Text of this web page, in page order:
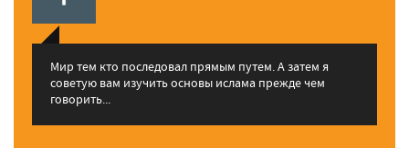
Мир тем кто последовал прямым путем. А затем я
советую вам изучить основы ислама прежде чем
говорить...